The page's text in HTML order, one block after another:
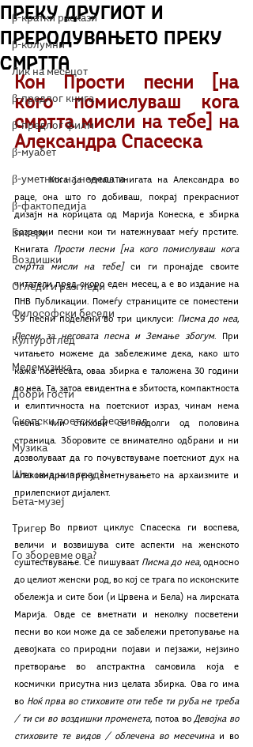
β-кратки раскази
β-колумни
Лик на месецот
β-предлог книга
β-предлог филм
β-муабет
β-уметник на неделата
β-фактопедија
Бисери
Воздишки
Огледи и разгледи
Философски беседи
Културоглед
Мелемузика
Добри гости
Скопски поетски фестивал
Музика
Што има низ град?
Бета-музеј
Тригер
Го зборевме ова?
преку Другиот и
преродувањето преку
Смртта
Кон Прости песни [на
кого помислуваш кога
смртта мисли на тебе] на
Александра Спасеска
	Кога ја земаш книгата на Александра во
раце, она што го добиваш, покрај прекрасниот
дизајн на корицата од Марија Конеска, е збирка
созреани песни кои ти натежнуваат меѓу прстите.
Книгата
Прости песни [на кого помислуваш кога
смртта мисли на тебе] си ги пронајде своите
читатели пред скоро еден месец, а е во издание на
ПНВ Публикации. Помеѓу страниците се поместени
59 песни поделени во три циклуси: Писма до неа,
Песни за неговата песна и Земање збогум. При
читањето можеме да забележиме дека, како што
кажа поетесата, оваа збирка е таложена 30 години
во неа. Та, затоа евидентна е збитоста, компактноста
и елиптичноста на поетскиот израз, чинам нема
песна чии стихови се подолги од половина
страница. Зборовите се внимателно одбрани и ни
дозволуваат да го почувствуваме поетскиот дух на
Александра преку вметнувањето на архаизмите и
прилепскиот дијалект.
	Во првиот циклус Спасеска ги воспева,
величи и возвишува сите аспекти на женското
суштествување. Се пишуваат Писма до неа, односно
до целиот женски род, во кој се трага по исконските
обележја и сите бои (и Црвена и Бела) на лирската
Марија. Овде се вметнати и неколку посветени
песни во кои може да се забележи претопување на
девојката со природни појави и пејзажи, нејзино
претворање во апстрактна самовила која е
космички присутна низ целата збирка. Ова го има
во Ноќ прва во стиховите оти тeбе ти руба не треба
/ ти си во воздишки променета, потоа во Девојка во
стиховите те видов / облечена во месечина